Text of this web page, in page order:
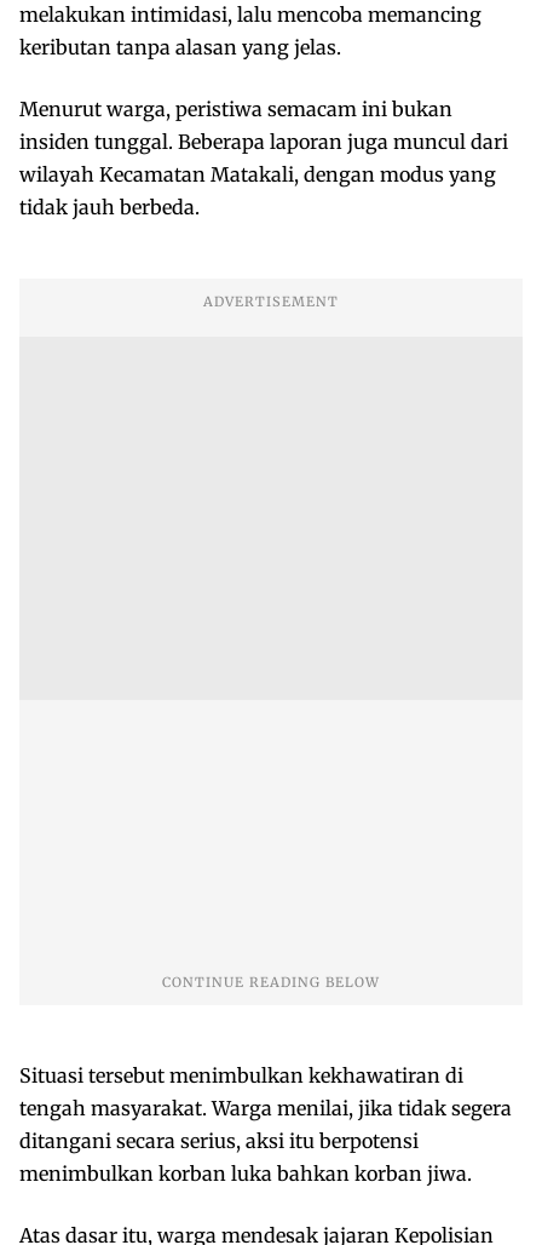
melakukan intimidasi, lalu mencoba memancing
keributan tanpa alasan yang jelas.
Menurut warga, peristiwa semacam ini bukan
insiden tunggal. Beberapa laporan juga muncul dari
wilayah Kecamatan Matakali, dengan modus yang
tidak jauh berbeda.
Situasi tersebut menimbulkan kekhawatiran di
tengah masyarakat. Warga menilai, jika tidak segera
ditangani secara serius, aksi itu berpotensi
menimbulkan korban luka bahkan korban jiwa.
Atas dasar itu, warga mendesak jajaran Kepolisian